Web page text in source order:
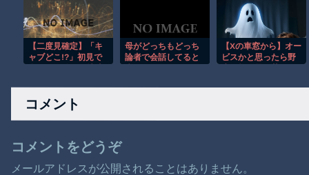
る！！ 左派活動家の末路
【二度見確定】「キ
ャブどこ!?」初見で
ぎ】
母がどっちもどっち
論者で会話してると
しい、という話には
返してくる
【Xの車窓から】オー
ビスかと思ったら野
コメント
コメントをどうぞ
メールアドレスが公開されることはありません。